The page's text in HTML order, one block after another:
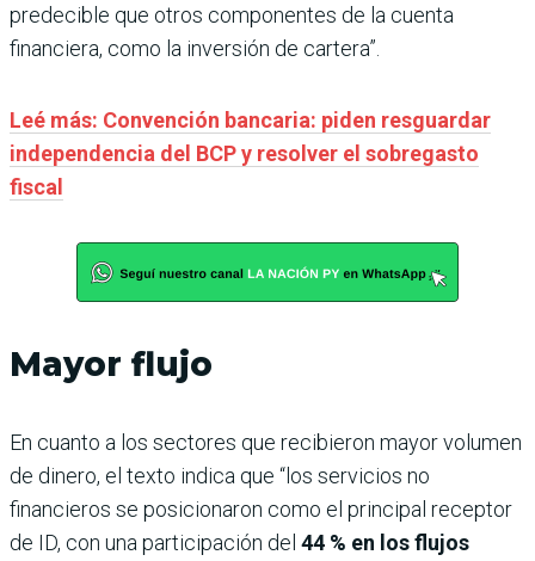
predecible que otros componentes de la cuenta
financiera, como la inversión de cartera”.
Leé más: Convención bancaria: piden resguardar
independencia del BCP y resolver el sobregasto
fiscal
Mayor flujo
En cuanto a los sectores que recibieron mayor volumen
de dinero, el texto indica que “los servicios no
financieros se posicionaron como el principal receptor
de ID, con una participación del 44 % en los flujos